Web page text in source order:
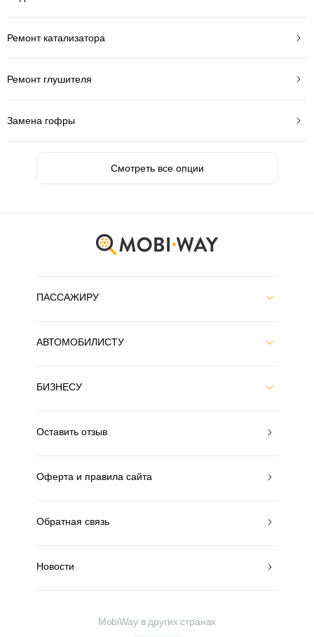
Ремонт катализатора
Ремонт глушителя
Замена гофры
Смотреть все опции
ПАССАЖИРУ
АВТОМОБИЛИСТУ
БИЗНЕСУ
Оставить отзыв
Оферта и правила сайта
Обратная связь
Новости
MobiWay в других странах